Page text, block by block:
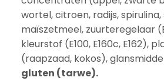
wortel, citroen, radijs,
maïszetmeel, zuurteregelaar
kleurstof (E100, E160c, E162),
(raapzaad, kokos),
gluten (tarwe).